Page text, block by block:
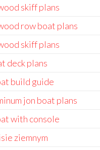
skiff plans
row boat plans
skiff plans
deck plans
build guide
jon boat plans
with console
ziemnym